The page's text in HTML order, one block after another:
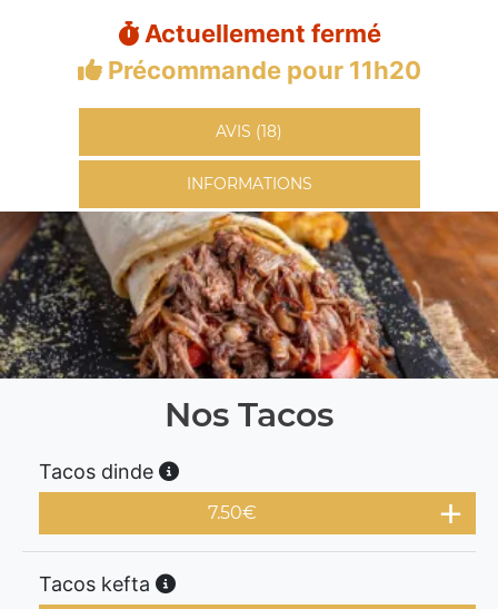
Actuellement fermé
Précommande pour 11h20
AVIS (18)
INFORMATIONS
Nos Tacos
Tacos dinde
7.50€
Tacos kefta